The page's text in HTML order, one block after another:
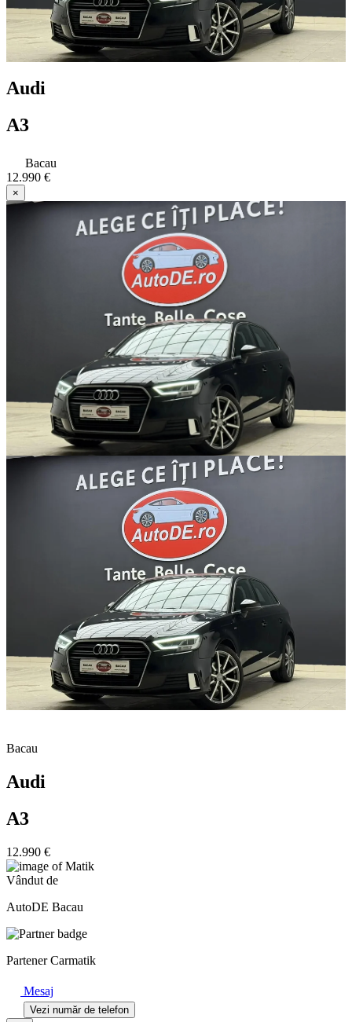
Audi
A3
Bacau
12.990 €
×
Bacau
Audi
A3
12.990 €
Vândut de
AutoDE Bacau
Partener Carmatik
Mesaj
Vezi număr de telefon